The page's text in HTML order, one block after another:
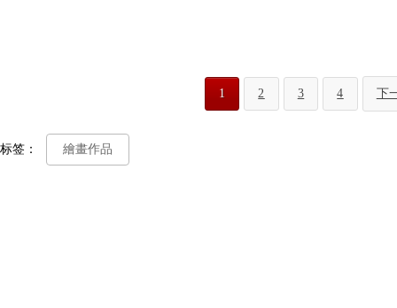
1 2 3 4 下
标签： 繪畫作品